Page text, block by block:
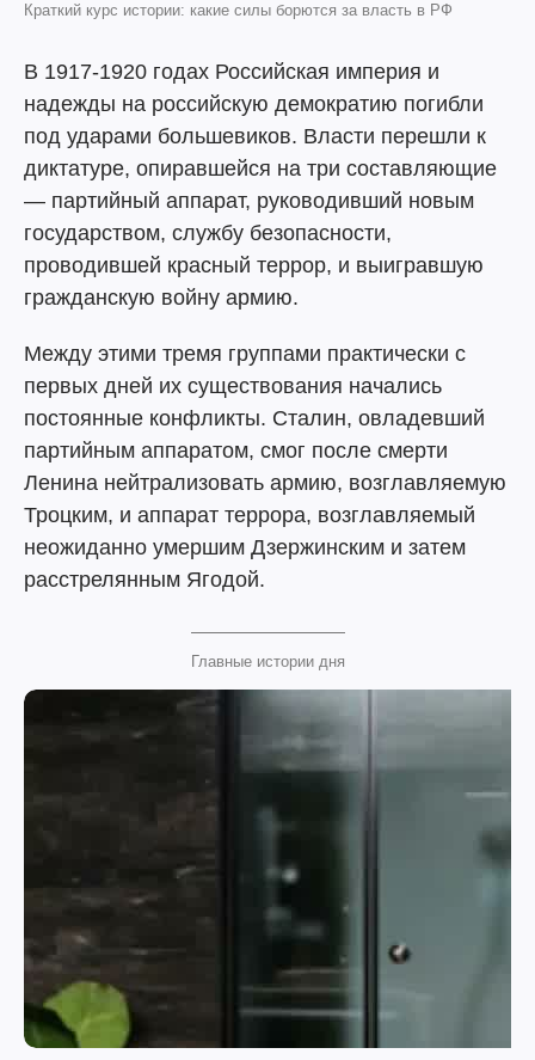
Краткий курс истории: какие силы борются за власть в РФ
В 1917-1920 годах Российская империя и
надежды на российскую демократию погибли
под ударами большевиков. Власти перешли к
диктатуре, опиравшейся на три составляющие
— партийный аппарат, руководивший новым
государством, службу безопасности,
проводившей красный террор, и выигравшую
гражданскую войну армию.
Между этими тремя группами практически с
первых дней их существования начались
постоянные конфликты. Сталин, овладевший
партийным аппаратом, смог после смерти
Ленина нейтрализовать армию, возглавляемую
Троцким, и аппарат террора, возглавляемый
неожиданно умершим Дзержинским и затем
расстрелянным Ягодой.
Главные истории дня